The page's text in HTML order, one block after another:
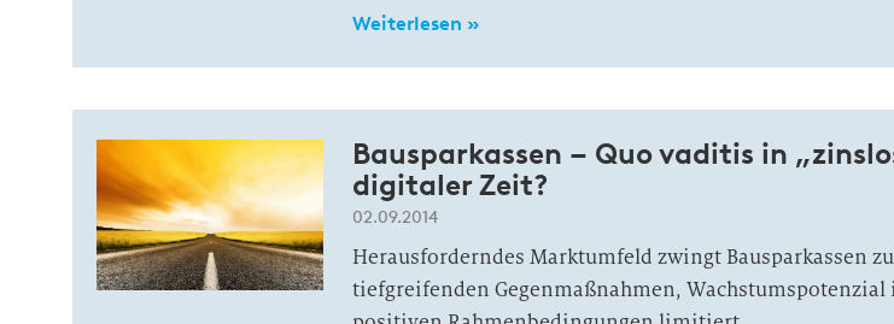
Weiterlesen »
Bausparkassen – Quo vaditis in
digitaler Zeit?
02.09.2014
Herausforderndes Marktumfeld zwingt Bausparkassen zu
tiefgreifenden Gegenmaßnahmen, Wachstumspotenzial